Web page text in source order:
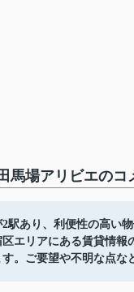
馬場アリビエの
駅あり、利便性の高い
区エリアにある賃貸情
。ご要望や不明な点な